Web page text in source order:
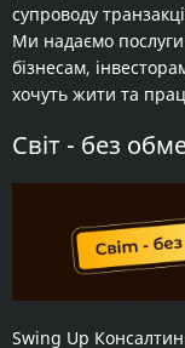
супроводу
Ми надаємо
бізнесам,
хочуть жити та
Світ - без
Swing Up